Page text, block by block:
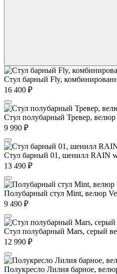
Стул барный Fly,
16 400 ₽
Стул полубарный Тревер, велюр
9 990 ₽
Стул барный 01, шенилл RAIN
13 490 ₽
Полубарный стул Mint, велюр
9 490 ₽
Стул полубарный Mars, серый
12 990 ₽
Полукресло Лилия барное,